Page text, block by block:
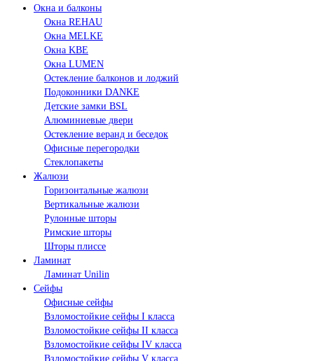
Окна и балконы
Окна REHAU
Окна MELKE
Окна KBE
Окна LUMEN
Остекление балконов и лоджий
Подоконники DANKE
Детские замки BSL
Алюминиевые двери
Остекление веранд и беседок
Офисные перегородки
Стеклопакеты
Жалюзи
Горизонтальные жалюзи
Вертикальные жалюзи
Рулонные шторы
Римские шторы
Шторы плиссе
Ламинат
Ламинат Unilin
Сейфы
Офисные сейфы
Взломостойкие сейфы I класса
Взломостойкие сейфы II класса
Взломостойкие сейфы IV класса
Взломостойкие сейфы V класса